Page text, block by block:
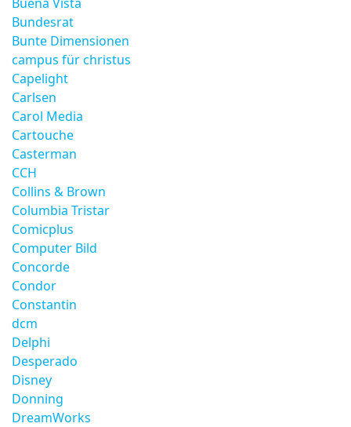
Bundesrat
Bunte Dimensionen
campus für christus
Capelight
Carlsen
Carol Media
Cartouche
Casterman
CCH
Collins & Brown
Columbia Tristar
Comicplus
Computer Bild
Concorde
Condor
Constantin
dcm
Delphi
Desperado
Disney
Donning
DreamWorks